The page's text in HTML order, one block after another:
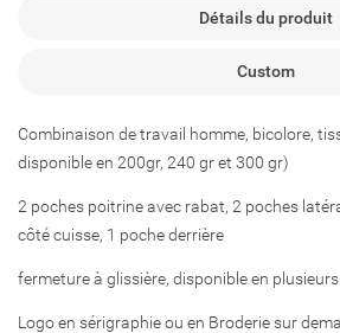
Détails du produit
Custom
Combinaison de travail homme, bicolore,
disponible en 200gr, 240 gr et 300 gr)
2 poches poitrine avec rabat, 2 poches
côté cuisse, 1 poche derrière
fermeture à glissière, disponible en
Logo en sérigraphie ou en Broderie sur